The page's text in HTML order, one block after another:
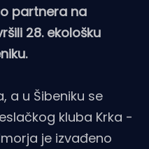
partnera na
28. ekološku
a u Šibeniku se
kluba Krka -
je izvađeno